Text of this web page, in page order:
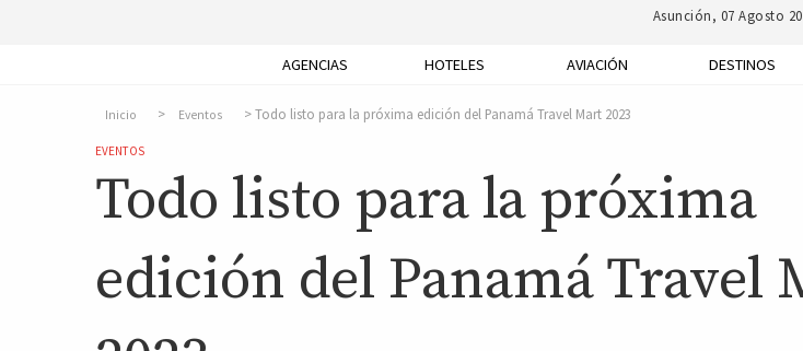
Asunción, 07 Agosto
AGENCIAS HOTELES AVIACIÓN DESTINOS
Inicio Eventos Todo listo para la próxima edición del Panamá Travel Mart 2023
EVENTOS
Todo listo para la próxima
edición del Panamá Travel